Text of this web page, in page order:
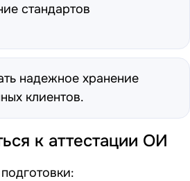
стандартов
надежное хранение
клиентов.
к аттестации ОИ